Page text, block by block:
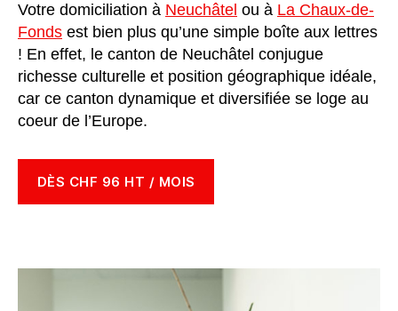
Votre domiciliation à Neuchâtel ou à La Chaux-de-
Fonds est bien plus qu’une simple boîte aux lettres
! En effet, le canton de Neuchâtel conjugue
richesse culturelle et position géographique idéale,
car ce canton dynamique et diversifiée se loge au
coeur de l’Europe.
DÈS CHF 96 HT / MOIS